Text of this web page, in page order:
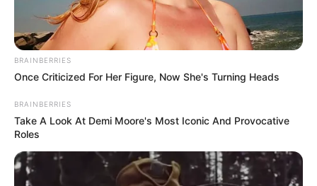
BRAINBERRIES
Once Criticized For Her Figure, Now She's Turning Heads
BRAINBERRIES
Take A Look At Demi Moore's Most Iconic And Provocative
Roles